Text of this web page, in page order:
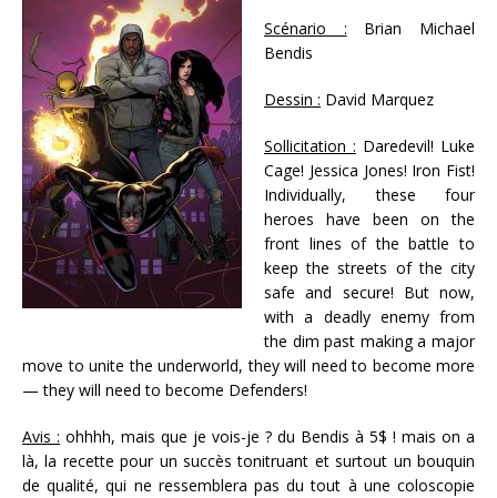
Scénario : Brian Michael
Bendis
Dessin : David Marquez
Sollicitation : Daredevil! Luke
Cage! Jessica Jones! Iron Fist!
Individually, these four
heroes have been on the
front lines of the battle to
keep the streets of the city
safe and secure! But now,
with a deadly enemy from
the dim past making a major
move to unite the underworld, they will need to become more
— they will need to become Defenders!
Avis : ohhhh, mais que je vois-je ? du Bendis à 5$ ! mais on a
là, la recette pour un succès tonitruant et surtout un bouquin
de qualité, qui ne ressemblera pas du tout à une coloscopie